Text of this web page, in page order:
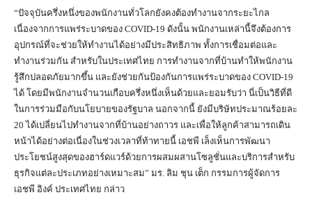
“ปัจจุบันครึ่งหนึ่งของพนักงานทั่วโลกยังคงต้องทำงานจากระยะไกล
เนื่องจากการแพร่ระบาดของ COVID-19 ดังนั้น พนักงานเหล่านี้จึงต้องการ
อุปกรณ์ที่จะช่วยให้ทำงานได้อย่างมีประสิทธิภาพ ทั้งการเชื่อมต่อและ
ทำงานร่วมกัน สำหรับในประเทศไทย การทำงานจากที่บ้านทำให้พนักงาน
รู้สึกปลอดภัยมากขึ้น และยังช่วยกันป้องกันการแพร่ระบาดของ COVID-19
ได้ โดยมีพนักงานจำนวนเกือบครึ่งหนึ่งเห็นด้วยและยอมรับว่า นี่เป็นวิธีที่ดี
ในการร่วมมือกับนโยบายของรัฐบาล นอกจากนี้ ยังมีบริษัทประมาณร้อยละ
20 ได้เปลี่ยนไปทำงานจากที่บ้านอย่างถาวร และเพื่อให้ลูกค้าสามารถเดิน
หน้าได้อย่างต่อเนื่องในช่วงเวลาที่ท้าทายนี้ เอชพี เล็งเห็นการพัฒนา
ประโยชน์สูงสุดของฮาร์ดแวร์ด้วยการผสมผสานโซลูชั่นและบริการสำหรับ
ธุรกิจแต่ละประเภทอย่างเหมาะสม” มร. ลิม ชุน เต็ก กรรมการผู้จัดการ
เอชพี อิงค์ ประเทศไทย กล่าว